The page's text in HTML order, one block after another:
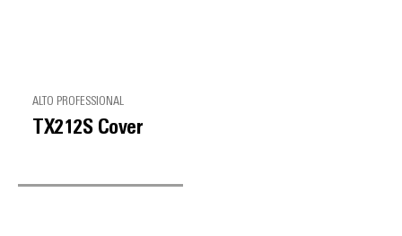
ALTO PROFESSIONAL
TX212S Cover